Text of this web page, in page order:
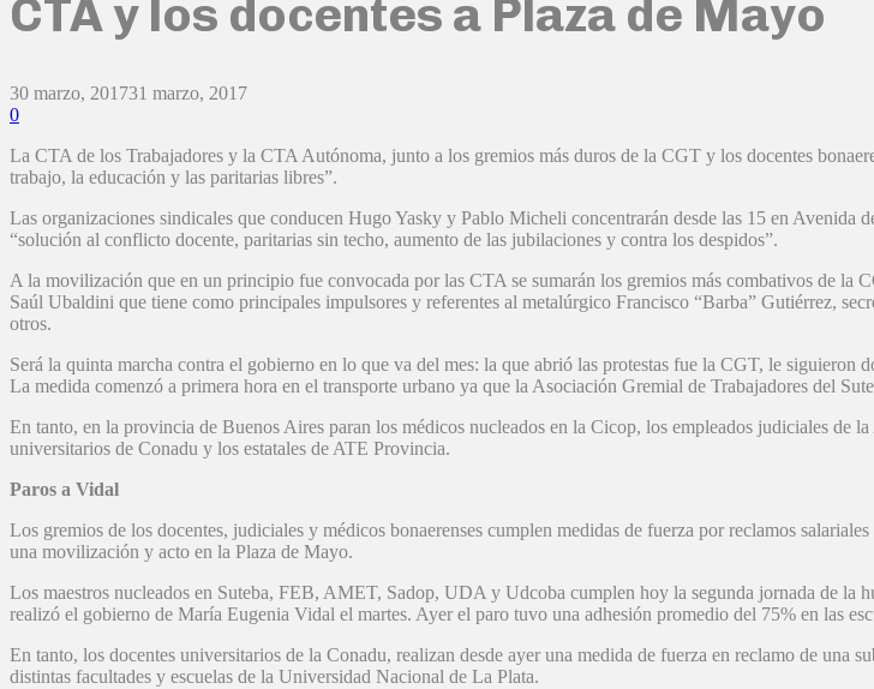
CTA y los docentes a Plaza de Mayo
30 marzo, 201731 marzo, 2017
0
La CTA de los Trabajadores y la CTA Autónoma, junto a los gremios más duros de la CGT y los docentes
trabajo, la educación y las paritarias libres”.
Las organizaciones sindicales que conducen Hugo Yasky y Pablo Micheli concentrarán desde las 15 en
“solución al conflicto docente, paritarias sin techo, aumento de las jubilaciones y contra los despidos”.
A la movilización que en un principio fue convocada por las CTA se sumarán los gremios más combativos de
Saúl Ubaldini que tiene como principales impulsores y referentes al metalúrgico Francisco “Barba” Gutiérrez,
otros.
Será la quinta marcha contra el gobierno en lo que va del mes: la que abrió las protestas fue la CGT, le siguieron
La medida comenzó a primera hora en el transporte urbano ya que la Asociación Gremial de Trabajadores del
En tanto, en la provincia de Buenos Aires paran los médicos nucleados en la Cicop, los empleados judiciales de
universitarios de Conadu y los estatales de ATE Provincia.
Paros a Vidal
Los gremios de los docentes, judiciales y médicos bonaerenses cumplen medidas de fuerza por reclamos
una movilización y acto en la Plaza de Mayo.
Los maestros nucleados en Suteba, FEB, AMET, Sadop, UDA y Udcoba cumplen hoy la segunda jornada de la
realizó el gobierno de María Eugenia Vidal el martes. Ayer el paro tuvo una adhesión promedio del 75% en las
En tanto, los docentes universitarios de la Conadu, realizan desde ayer una medida de fuerza en reclamo de una
distintas facultades y escuelas de la Universidad Nacional de La Plata.